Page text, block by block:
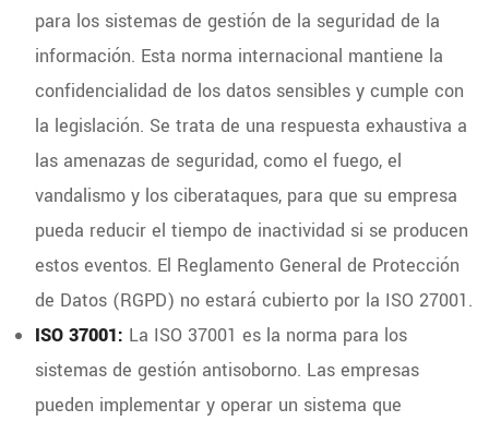
para los sistemas de gestión de la seguridad de la
información. Esta norma internacional mantiene la
confidencialidad de los datos sensibles y cumple con
la legislación. Se trata de una respuesta exhaustiva a
las amenazas de seguridad, como el fuego, el
vandalismo y los ciberataques, para que su empresa
pueda reducir el tiempo de inactividad si se producen
estos eventos. El Reglamento General de Protección
de Datos (RGPD) no estará cubierto por la ISO 27001.
ISO 37001: La ISO 37001 es la norma para los
sistemas de gestión antisoborno. Las empresas
pueden implementar y operar un sistema que